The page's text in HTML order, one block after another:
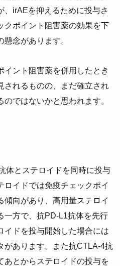
、irAEを抑えるために投与さ
クポイント阻害薬の効果を下
念があります。
イント阻害薬を併用したとき
されるものの、まだ確立され
ではないかと思われます。
体とステロイドを同時に投与
ロイドでは免疫チェックポイ
傾向があり、高用量ステロイ
一方で、抗PD-L1抗体を先行
イドを投与開始した場合には
があります。また抗CTLA-4抗
あとからステロイドの投与を